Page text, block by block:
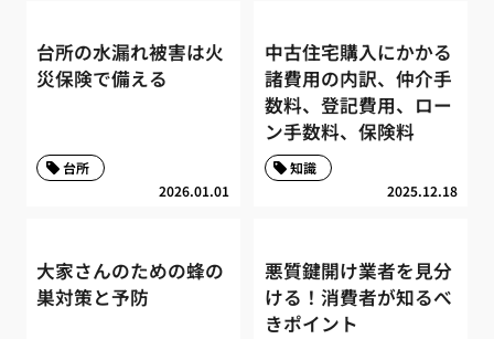
台所の水漏れ被害は火
災保険で備える
2026.01.01
台所
中古住宅購入にかかる
諸費用の内訳、仲介手
数料、登記費用、ロー
ン手数料、保険料
2025.12.18
知識
大家さんのための蜂の
巣対策と予防
悪質鍵開け業者を見分
ける！消費者が知るべ
きポイント